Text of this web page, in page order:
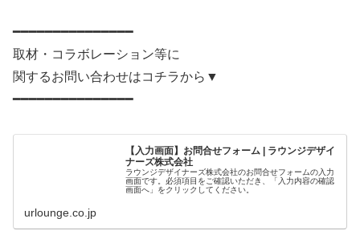
━━━━━━━━━━━━━━━
取材・コラボレーション等に
関するお問い合わせはコチラから▼
━━━━━━━━━━━━━━━
【入力画面】お問合せフォーム | ラウンジデザイ
ナーズ株式会社
ラウンジデザイナーズ株式会社のお問合せフォームの入力
画面です。必須項目をご確認いただき、「入力内容の確認
画面へ」をクリックしてください。
urlounge.co.jp